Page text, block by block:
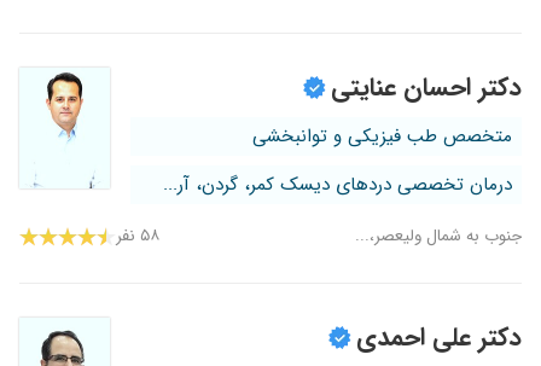
دکتر احسان عنایتی
متخصص طب فیزیکی و توانبخشی
درمان تخصصی دردهای دیسک کمر، گردن، آر...
جنوب به شمال ولیعصر،... ۵۸ نفر
دکتر علی احمدی